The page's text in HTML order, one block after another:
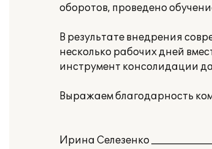
оборотов, проведено
В результате внедрения
несколько рабочих дней
инструмент консолидации
Выражаем благодарность
Ирина Селезенко